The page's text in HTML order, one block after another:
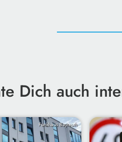
Dich auch
Funkhaus Bayreuth